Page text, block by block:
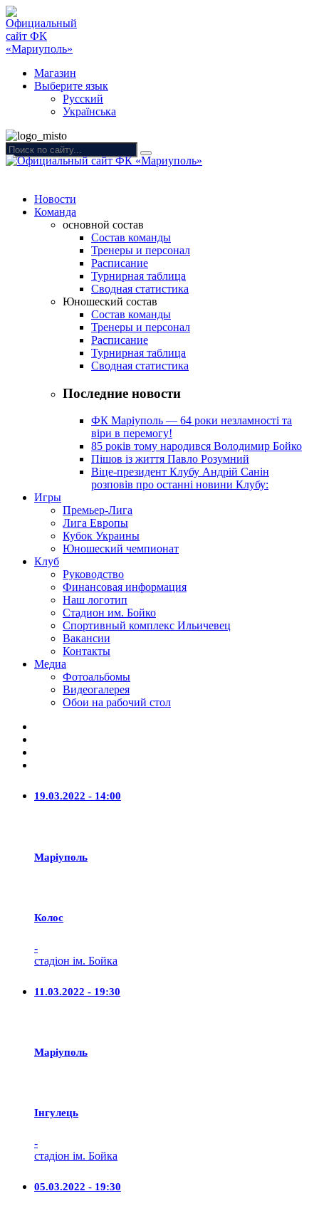
Магазин
Выберите язык
Русский
Українська
Новости
Команда
основной состав
Состав команды
Тренеры и персонал
Расписание
Турнирная таблица
Сводная статистика
Юношеский состав
Состав команды
Тренеры и персонал
Расписание
Турнирная таблица
Сводная статистика
Последние новости
ФК Маріуполь — 64 роки незламності та
віри в перемогу!
85 років тому народився Володимир Бойко
Пішов із життя Павло Розумний
Віце-президент Клубу Андрій Санін
розповів про останні новини Клубу:
Игры
Премьер-Лига
Лига Европы
Кубок Украины
Юношеский чемпионат
Клуб
Руководство
Финансовая информация
Наш логотип
Стадион им. Бойко
Спортивный комплекс Ильичевец
Вакансии
Контакты
Медиа
Фотоальбомы
Видеогалерея
Обои на рабочий стол
19.03.2022 - 14:00
Маріуполь
Колос
-
стадіон ім. Бойка
11.03.2022 - 19:30
Маріуполь
Iнгулець
-
стадіон ім. Бойка
05.03.2022 - 19:30